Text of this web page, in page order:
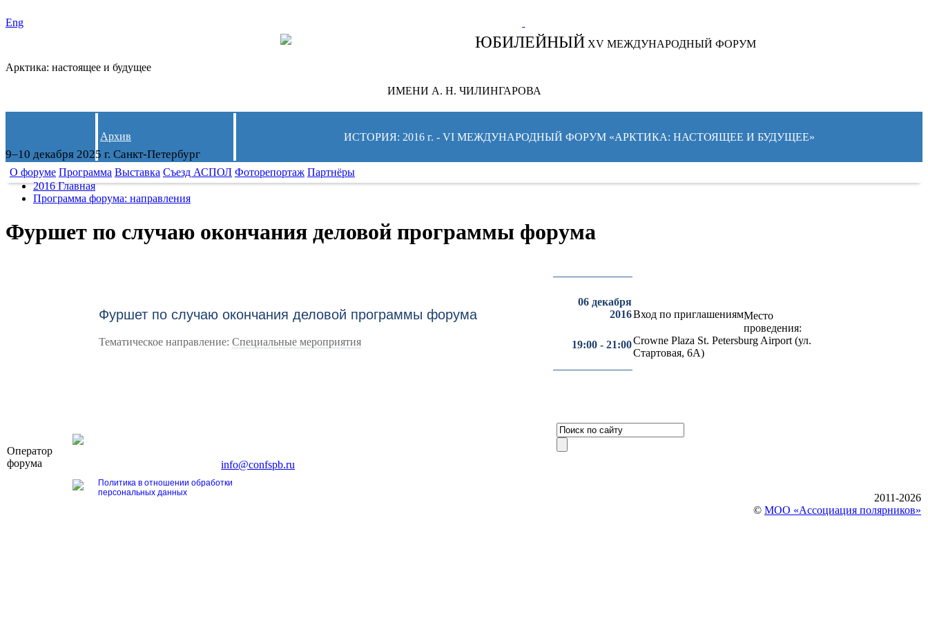
Eng
ЮБИЛЕЙНЫЙ XV МЕЖДУНАРОДНЫЙ ФОРУМ
Арктика: настоящее и будущее
ИМЕНИ А. Н. ЧИЛИНГАРОВА
9–10 декабря 2025 г. Санкт-Петербург
Архив ИСТОРИЯ: 2016 г. - VI МЕЖДУНАРОДНЫЙ ФОРУМ «АРКТИКА: НАСТОЯЩЕЕ И БУДУЩЕЕ»
О форуме Программа Выставка Съезд АСПОЛ Фоторепортаж Партнёры
2016 Главная
Программа форума: направления
Фуршет по случаю окончания деловой программы форума
Фуршет по случаю окончания деловой программы форума
Тематическое направление: Специальные мероприятия
06 декабря
2016
19:00 - 21:00
Вход по приглашениямМесто
проведения:
Crowne Plaza St. Petersburg Airport (ул.
Стартовая, 6А)
Оператор
форума
Тел. +7 (812) 327-93-70, E-mail:info@confspb.ru
Политика в отношении обработки
персональных данных
2011-2026
© МОО «Ассоциация полярников»